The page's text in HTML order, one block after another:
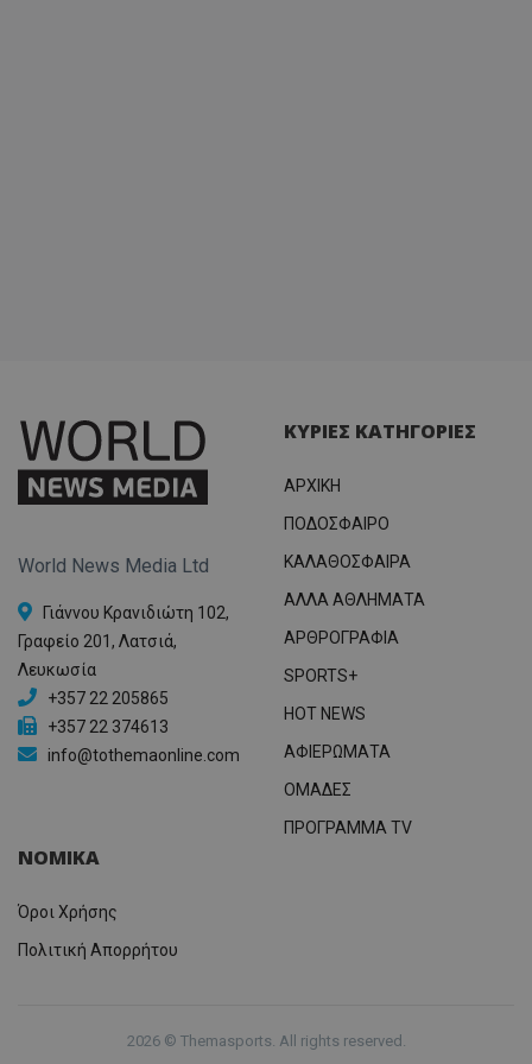
World News Media Ltd
Γιάννου Κρανιδιώτη 102,
Γραφείο 201, Λατσιά,
Λευκωσία
+357 22 205865
+357 22 374613
info@tothemaonline.com
ΚΥΡΙΕΣ ΚΑΤΗΓΟΡΙΕΣ
ΑΡΧΙΚΗ
ΠΟΔΟΣΦΑΙΡΟ
ΚΑΛΑΘΟΣΦΑΙΡΑ
ΑΛΛΑ ΑΘΛΗΜΑΤΑ
ΑΡΘΡΟΓΡΑΦΙΑ
SPORTS+
HOT NEWS
ΑΦΙΕΡΩΜΑΤΑ
ΟΜΑΔΕΣ
ΠΡΟΓΡΑΜΜΑ TV
ΝΟΜΙΚΑ
Όροι Χρήσης
Πολιτική Απορρήτου
2026 © Themasports. All rights reserved.